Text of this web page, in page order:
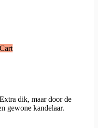
dik, maar door de
gewone kandelaar.